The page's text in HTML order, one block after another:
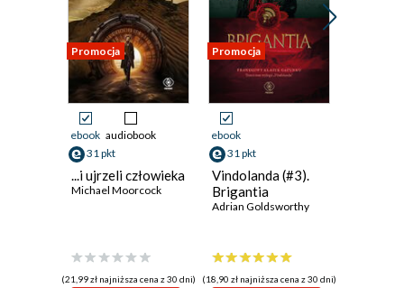
4
5
6
7
8
Wtorek
10
11
Promocja
ebook audiobook
31 pkt
...i ujrzeli człowieka
Michael Moorcock
(21,99 zł najniższa cena z 30 dni)
Promocja
ebook
31 pkt
Vindolanda (#3).
Brigantia
Adrian Goldsworthy
(18,90 zł najniższa cena z 30 dni)